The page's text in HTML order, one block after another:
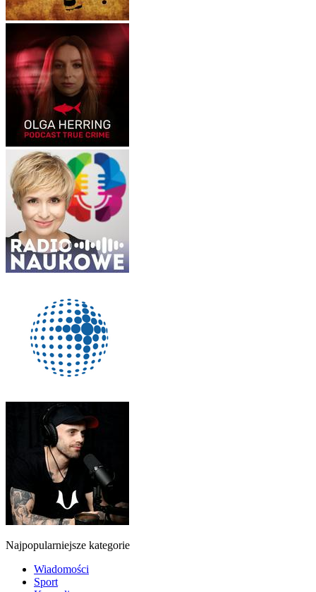
Najpopularniejsze kategorie
Wiadomości
Sport